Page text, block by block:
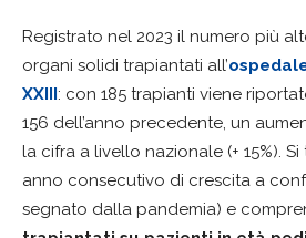
Registrato nel 2023 il numero più
organi solidi trapiantati all’
XXIII: con 185 trapianti viene
156 dell’anno precedente, un
la cifra a livello nazionale (+ 15%).
anno consecutivo di crescita a
segnato dalla pandemia) e